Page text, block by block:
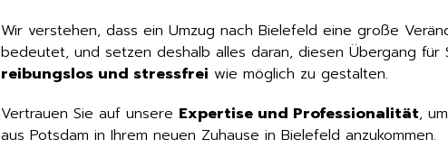
Wir verstehen, dass ein Umzug nach Bielefeld eine große
bedeutet, und setzen deshalb alles daran, diesen Übergang für
reibungslos und stressfrei wie möglich zu gestalten.
Vertrauen Sie auf unsere Expertise und Professionalität,
aus Potsdam in Ihrem neuen Zuhause in Bielefeld anzukommen.